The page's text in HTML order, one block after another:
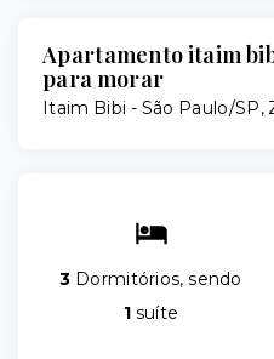
Apartamento itaim
para morar
Itaim Bibi - São Paulo/SP,
3 Dormitórios, sendo
1 suíte